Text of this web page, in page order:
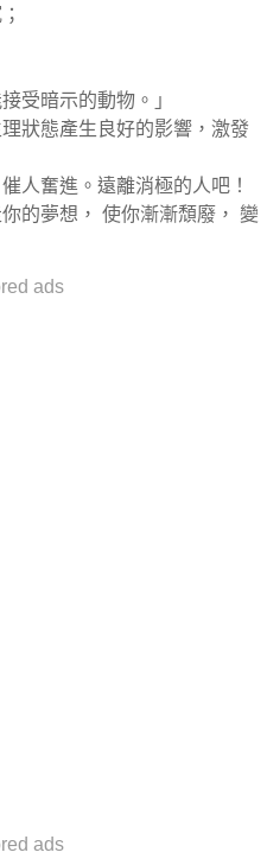
受暗示的動物。」
狀態產生良好的影響，激發
人奮進。遠離消極的人吧！
的夢想， 使你漸漸頹廢， 變
ads
ads